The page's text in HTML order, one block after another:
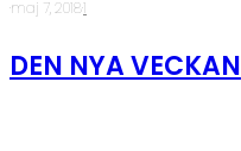
·maj 7, 2018·1
DEN NYA VECKAN